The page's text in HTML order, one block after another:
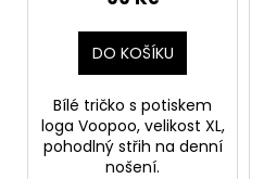
DO KOŠÍKU
Bílé tričko s potiskem
loga Voopoo, velikost XL,
pohodlný střih na denní
nošení.